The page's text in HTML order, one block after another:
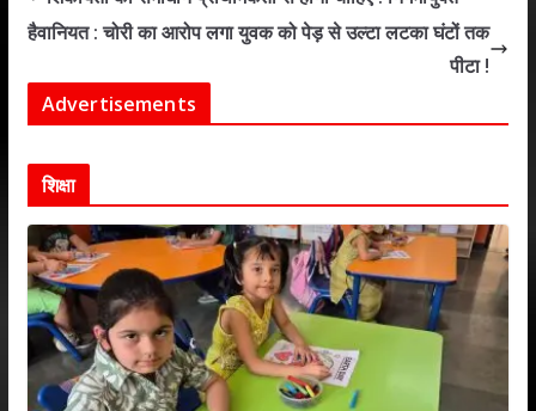
A
p
o
k
dI
हैवानियत : चोरी का आरोप लगा युवक को पेड़ से उल्टा लटका घंटों तक
पीटा !
Advertisements
शिक्षा